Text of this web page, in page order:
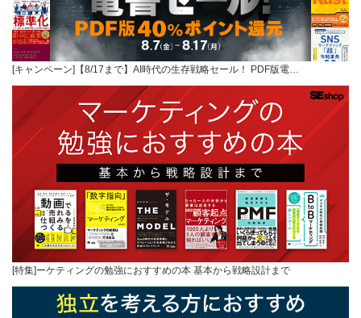
[キャンペーン]【8/17まで】AI時代の生存戦略セール！ PDF版電…
[特集]ーケティングの勉強におすすめの本 基本から戦略設計まで